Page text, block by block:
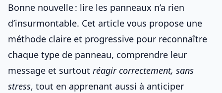
Bonne nouvelle : lire les panneaux n’a rien
d’insurmontable. Cet article vous propose une
méthode claire et progressive pour reconnaître
chaque type de panneau, comprendre leur
message et surtout réagir correctement, sans
stress, tout en apprenant aussi à anticiper